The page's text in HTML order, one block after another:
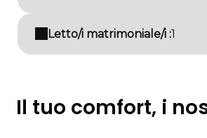
Letto/i matrimoniale/i :1
Il tuo comfort, i